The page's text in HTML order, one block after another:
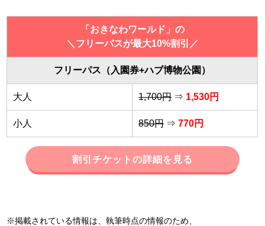
「おきなわワールド」の
＼フリーパスが最大10%割引／
フリーパス（入園券+ハブ博物公園）
大人 1,700円⇒ 1,530円
小人 850円⇒770円
割引チケットの詳細を見る
※掲載されている情報は、執筆時点の情報のため、